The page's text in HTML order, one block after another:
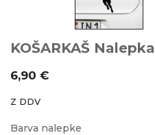
KOŠARKAŠ Nalepka
6,90 €
Z DDV
Barva nalepke